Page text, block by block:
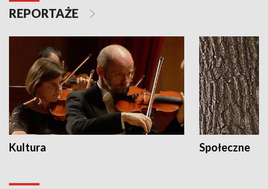
REPORTAŻE
Kultura Społeczne